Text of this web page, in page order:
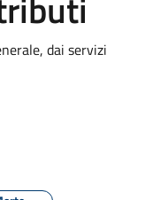
dai servizi